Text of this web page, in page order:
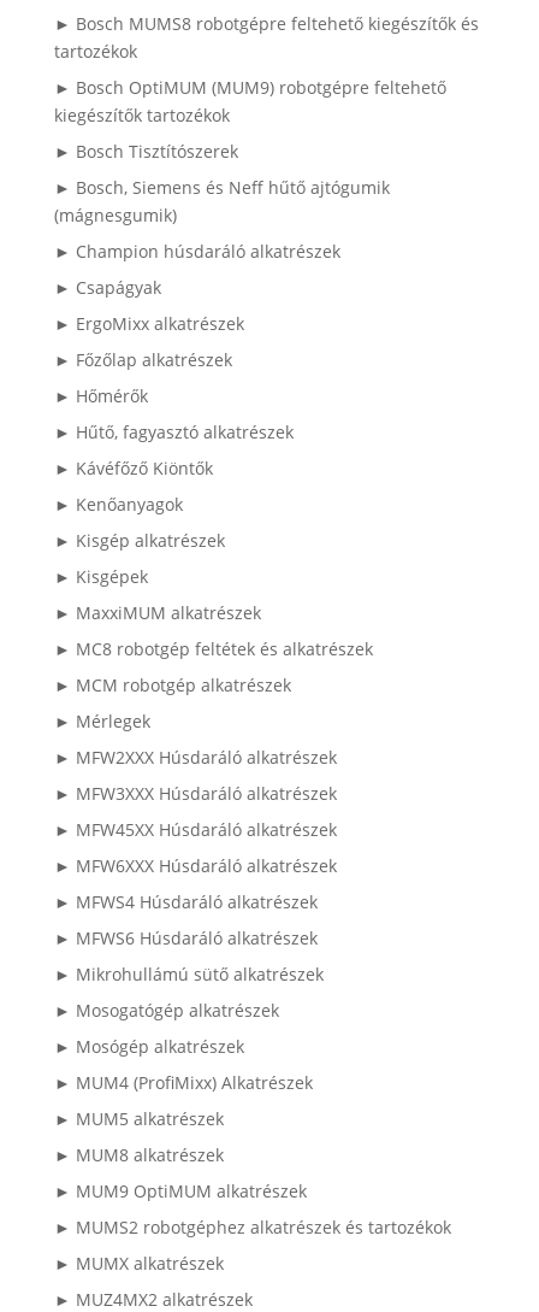
► Bosch MUMS8 robotgépre feltehető kiegészítők és
tartozékok
► Bosch OptiMUM (MUM9) robotgépre feltehető
kiegészítők tartozékok
► Bosch Tisztítószerek
► Bosch, Siemens és Neff hűtő ajtógumik
(mágnesgumik)
► Champion húsdaráló alkatrészek
► Csapágyak
► ErgoMixx alkatrészek
► Főzőlap alkatrészek
► Hőmérők
► Hűtő, fagyasztó alkatrészek
► Kávéfőző Kiöntők
► Kenőanyagok
► Kisgép alkatrészek
► Kisgépek
► MaxxiMUM alkatrészek
► MC8 robotgép feltétek és alkatrészek
► MCM robotgép alkatrészek
► Mérlegek
► MFW2XXX Húsdaráló alkatrészek
► MFW3XXX Húsdaráló alkatrészek
► MFW45XX Húsdaráló alkatrészek
► MFW6XXX Húsdaráló alkatrészek
► MFWS4 Húsdaráló alkatrészek
► MFWS6 Húsdaráló alkatrészek
► Mikrohullámú sütő alkatrészek
► Mosogatógép alkatrészek
► Mosógép alkatrészek
► MUM4 (ProfiMixx) Alkatrészek
► MUM5 alkatrészek
► MUM8 alkatrészek
► MUM9 OptiMUM alkatrészek
► MUMS2 robotgéphez alkatrészek és tartozékok
► MUMX alkatrészek
► MUZ4MX2 alkatrészek